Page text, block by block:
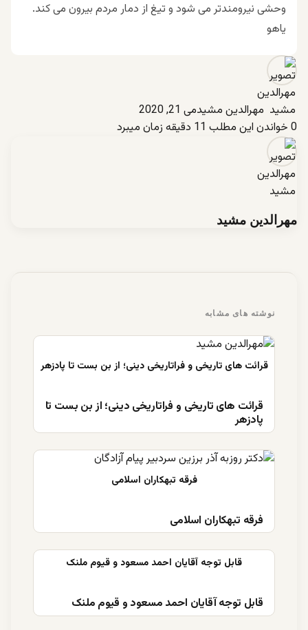
وحشی نیرومندتر می شود و تیغ از دمار مردم بیرون می کند.
یاهو
مهرالدین مشیدمی 21, 2020
0 خواندن این مطلب 11 دقیقه زمان میبرد
مهرالدین مشید
نوشته های مشابه
قرائت های تاریخی و فراتاریخی دینی؛ از بن بست تا
پادزهر
فرقه تبهکاران اسلامی
قابل توجه آقایان احمد مسعود و قیوم ملنک